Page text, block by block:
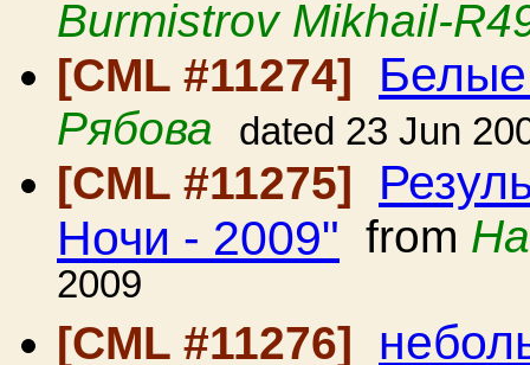
Burmistrov Mikhail-
[CML #11274]
Рябова dated 23 Jun
[CML #11275]
Ночи - 2009" from
2009
[CML #11276]